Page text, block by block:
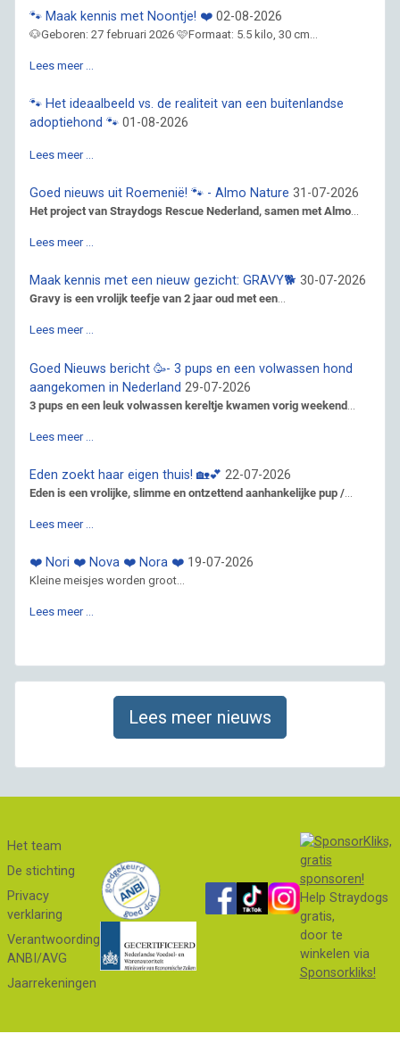
🐾 Maak kennis met Noontje! ❤️ 02-08-2026
🐶Geboren: 27 februari 2026 🩷Formaat: 5.5 kilo, 30 cm...
Lees meer …
🐾 Het ideaalbeeld vs. de realiteit van een buitenlandse
adoptiehond 🐾 01-08-2026
Lees meer …
Goed nieuws uit Roemenië! 🐾 - Almo Nature 31-07-2026
Het project van Straydogs Rescue Nederland, samen met Almo...
Lees meer …
Maak kennis met een nieuw gezicht: GRAVY🐕 30-07-2026
Gravy is een vrolijk teefje van 2 jaar oud met een...
Lees meer …
Goed Nieuws bericht 🥳- 3 pups en een volwassen hond
aangekomen in Nederland 29-07-2026
3 pups en een leuk volwassen kereltje kwamen vorig weekend
Lees meer …
Eden zoekt haar eigen thuis! 🏡💕 22-07-2026
Eden is een vrolijke, slimme en ontzettend aanhankelijke pup /
Lees meer …
❤️ Nori ❤️ Nova ❤️ Nora ❤️ 19-07-2026
Kleine meisjes worden groot...
Lees meer …
Lees meer nieuws
Het team
De stichting
Privacy
verklaring
Verantwoording
ANBI/AVG
Jaarrekeningen
Help Straydogs
gratis,
door te
winkelen via
Sponsorkliks!